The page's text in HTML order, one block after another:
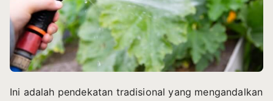
Ini adalah pendekatan tradisional yang mengandalkan